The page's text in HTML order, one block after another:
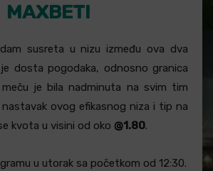
MAXBET!
susreta u nizu između ova dva
dosta pogodaka, odnosno granica
je bila nadminuta na svim tim
nastavak ovog efikasnog niza i tip na
kvota u visini od oko @1.80.
u utorak sa početkom od 12:30.